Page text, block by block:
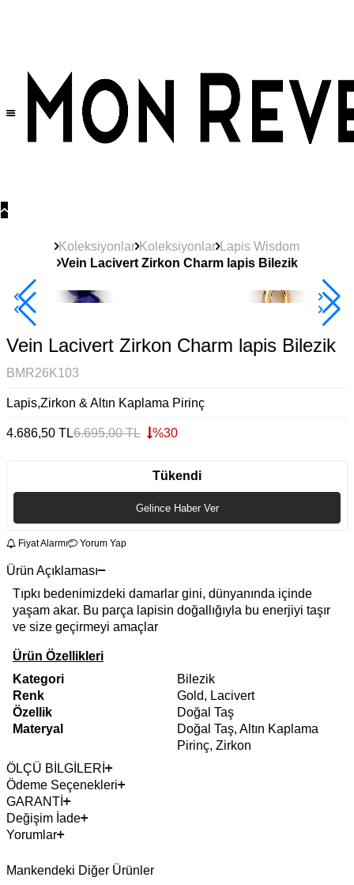
Koleksiyonlar Koleksiyonlar Lapis Wisdom
Vein Lacivert Zirkon Charm lapis Bilezik
2+ Ürüne +%10
Vein Lacivert Zirkon Charm lapis Bilezik
BMR26K103
Lapis,Zirkon & Altın Kaplama Pirinç
4.686,50 TL6.695,00TL %30
Tükendi
Gelince Haber Ver
Fiyat Alarmı Yorum Yap
Ürün Açıklaması
Tıpkı bedenimizdeki damarlar gini, dünyanında içinde
yaşam akar. Bu parça lapisin doğallığıyla bu enerjiyi taşır
ve size geçirmeyi amaçlar
Ürün Özellikleri
Kategori
Bilezik
Renk
Gold, Lacivert
Özellik
Doğal Taş
Materyal
Doğal Taş, Altın Kaplama
Pirinç, Zirkon
ÖLÇÜ BİLGİLERİ
Ödeme Seçenekleri
GARANTİ
Değişim İade
Yorumlar
Mankendeki Diğer Ürünler